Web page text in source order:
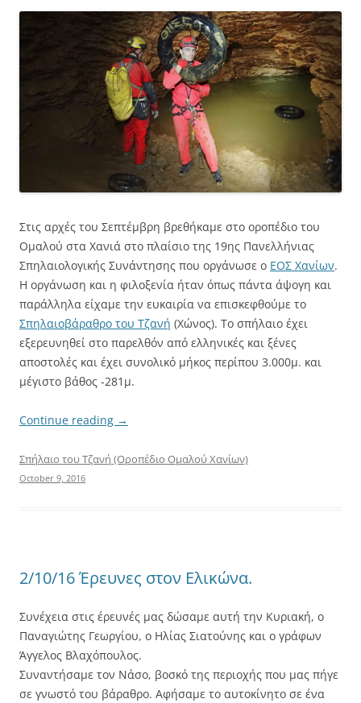
Στις αρχές του Σεπτέμβρη βρεθήκαμε στο οροπέδιο του
Ομαλού στα Χανιά στο πλαίσιο της 19ης Πανελλήνιας
Σπηλαιολογικής Συνάντησης που οργάνωσε ο ΕΟΣ Χανίων.
Η οργάνωση και η φιλοξενία ήταν όπως πάντα άψογη και
παράλληλα είχαμε την ευκαιρία να επισκεφθούμε το
Σπηλαιοβάραθρο του Τζανή (Χώνος). Το σπήλαιο έχει
εξερευνηθεί στο παρελθόν από ελληνικές και ξένες
αποστολές και έχει συνολικό μήκος περίπου 3.000μ. και
μέγιστο βάθος -281μ.
Continue reading →
Σπήλαιο του Τζανή (Οροπέδιο Ομαλού Χανίων)
October 9, 2016
2/10/16 Έρευνες στον Ελικώνα.
Συνέχεια στις έρευνές μας δώσαμε αυτή την Κυριακή, ο
Παναγιώτης Γεωργίου, ο Ηλίας Σιατούνης και ο γράφων
Άγγελος Βλαχόπουλος.
Συναντήσαμε τον Νάσο, βοσκό της περιοχής που μας πήγε
σε γνωστό του βάραθρο. Αφήσαμε το αυτοκίνητο σε ένα